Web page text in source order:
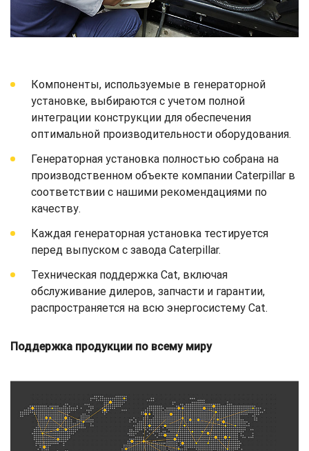
Компоненты, используемые в генераторной
установке, выбираются с учетом полной
интеграции конструкции для обеспечения
оптимальной производительности оборудования.
Генераторная установка полностью собрана на
производственном объекте компании Caterpillar в
соответствии с нашими рекомендациями по
качеству.
Каждая генераторная установка тестируется
перед выпуском с завода Caterpillar.
Техническая поддержка Cat, включая
обслуживание дилеров, запчасти и гарантии,
распространяется на всю энергосистему Cat.
Поддержка продукции по всему миру